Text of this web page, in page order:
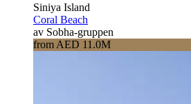
Siniya Island
Coral Beach
av Sobha-gruppen
from AED 11.0M